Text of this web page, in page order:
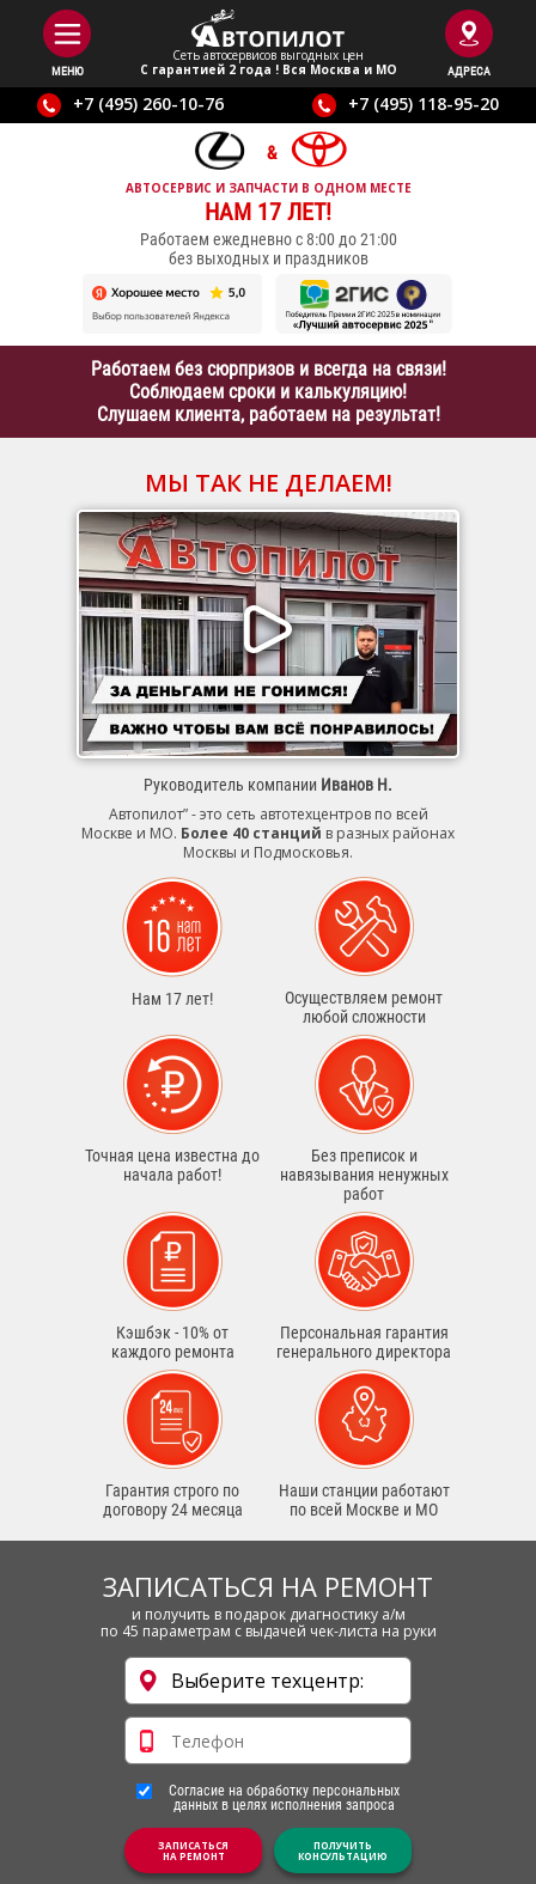
МЕНЮ
Сеть автосервисов выгодныx цен
С гарантией 2 года ! Вся Москва и МО
АДРЕСА
+7 (495) 260-10-76 +7 (495) 118-95-20
АВТОСЕРВИС И ЗАПЧАСТИ В ОДНОМ МЕСТЕ
НАМ 17 ЛЕТ!
Работаем ежедневно с 8:00 до 21:00
без выходных и праздников
Работаем без сюрпризов и всегда на связи!
Соблюдаем сроки и калькуляцию!
Слушаем клиента, работаем на результат!
МЫ ТАК НЕ ДЕЛАЕМ!
Руководитель компании Иванов Н.
Автопилот” - это сеть автотехцентров по всей
Москве и МО. Более 40 станций в разных районах
Москвы и Подмосковья.
Нам 17 лет!
Осуществляем ремонт
любой сложности
Точная цена известна до
начала работ!
Без преписок и
навязывания ненужных
работ
Кэшбэк - 10% от
каждого ремонта
Персональная гарантия
генерального директора
Гарантия строго по
договору 24 месяца
Наши станции работают
по всей Москве и МО
ЗАПИСАТЬСЯ НА РЕМОНТ
и получить в подарок диагностику а/м
по 45 параметрам с выдачей чек-листа на руки
Согласие на обработку персональных
данных в целях исполнения запроса
ЗАПИСАТЬСЯ
НА РЕМОНТ
ПОЛУЧИТЬ
КОНСУЛЬТАЦИЮ